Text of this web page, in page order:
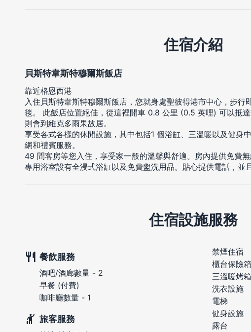
住宿介紹
貝斯特韋斯特穆爾斯飯店
靠近格恩西港
入住貝斯特韋斯特穆爾斯飯店，您就身處聖彼得港市中心，步行
毯。 此飯店位置絕佳，從這裡開車 0.8 公里 (0.5 英哩) 可以抵
則會到維克多雨果故居。
享受各式各樣的休閒設施，其中包括1 個浴缸、三溫暖以及健身
網和禮賓服務。
49 間客房等您入住，享受家一般的溫馨與舒適。房內提供免費
專用浴室設有全浸式浴缸以及免費盥洗用品。貼心提供電話，並
住宿設施服務
餐飲服務
酒吧/酒廊數量 - 2
早餐 (付費)
咖啡廳數量 - 1
旅客服務
禁煙住宿
櫃台保險箱
三溫暖烤箱
洗衣設施
電梯
健身設施
露台